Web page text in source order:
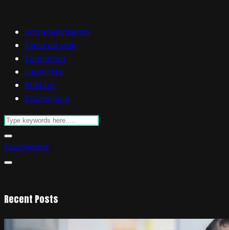
Entretenimiento
Estilo de vida
Economía
Deportes
Política
Tecnología
Escríbenos
Recent Posts